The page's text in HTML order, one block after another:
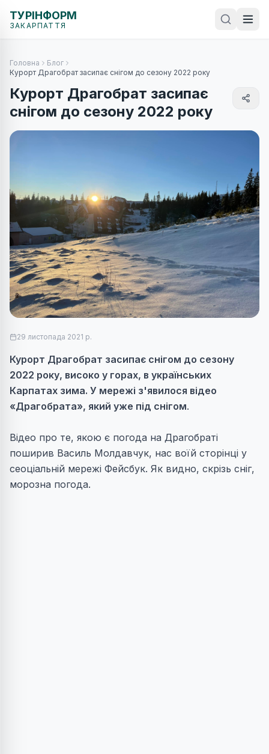
ТУРІНФОРМ
ЗАКАРПАТТЯ
Головна
Блог
Курорт Драгобрат засипає снігом до сезону 2022 року
Курорт Драгобрат засипає
снігом до сезону 2022 року
29 листопада 2021 р.
Курорт Драгобрат засипає снігом до сезону
2022 року, високо у горах, в українських
Карпатах зима. У мережі з'явилося відео
«Драгобрата», який уже під снігом.
Відео про те, якою є погода на Драгобраті
поширив Василь Молдавчук, нас воїй сторінці у
сеоціальній мережі Фейсбук. Як видно, скрізь сніг,
морозна погода.